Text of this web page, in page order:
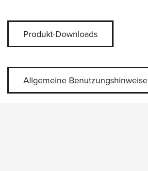
Produkt-Downloads
Allgemeine Benutzungshinweise